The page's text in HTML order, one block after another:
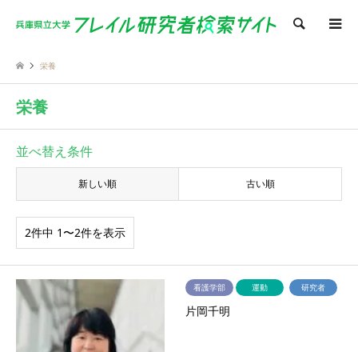
検索
栄養
栄養
並べ替え条件
新しい順 古い順
2件中 1〜2件を表示
看護学部 運動 研究者
片岡千明